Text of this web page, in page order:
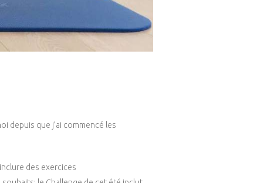
depuis que j’ai commencé les
des exercices